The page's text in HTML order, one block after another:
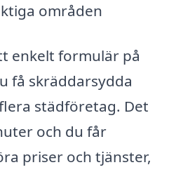
områden
enkelt formulär på
få skräddarsydda
städföretag. Det
och du får
priser och tjänster,